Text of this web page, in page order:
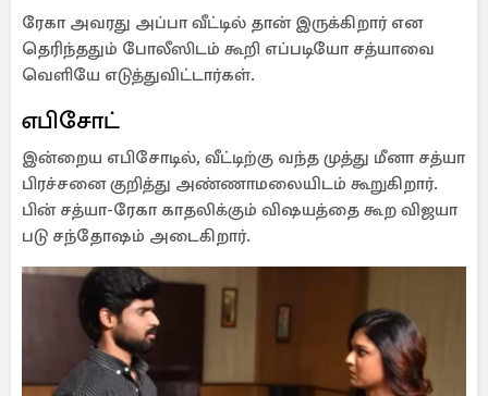
ரேகா அவரது அப்பா வீட்டில் தான் இருக்கிறார் என
தெரிந்ததும் போலீஸிடம் கூறி எப்படியோ சத்யாவை
வெளியே எடுத்துவிட்டார்கள்.
எபிசோட்
இன்றைய எபிசோடில், வீட்டிற்கு வந்த முத்து மீனா சத்யா
பிரச்சனை குறித்து அண்ணாமலையிடம் கூறுகிறார்.
பின் சத்யா-ரேகா காதலிக்கும் விஷயத்தை கூற விஜயா
படு சந்தோஷம் அடைகிறார்.